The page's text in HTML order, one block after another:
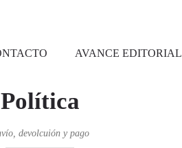
AVANCE EDITORIAL
Política
devolcuión y pago